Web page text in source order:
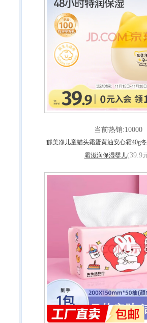
当前热销:10000
郁美净儿童猫头霜蛋黄油安心霜40g
霜滋润保湿婴儿(39.9